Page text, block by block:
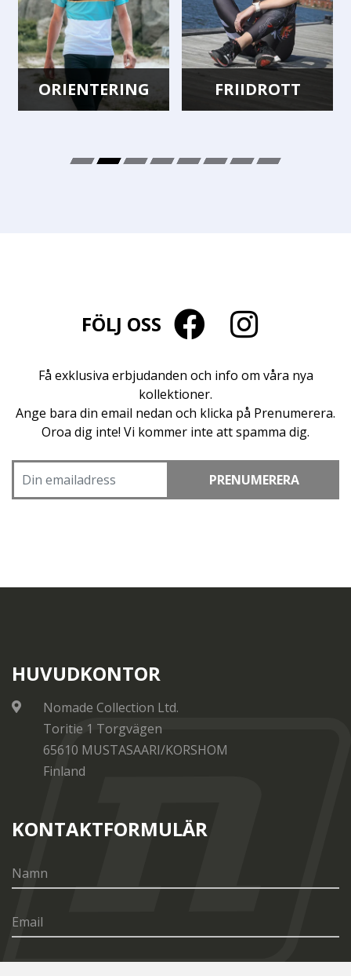
FRIIDROTT
FÖLJ OSS
Få exklusiva erbjudanden och info om våra nya
kollektioner.
Ange bara din email nedan och klicka på Prenumerera.
Oroa dig inte! Vi kommer inte att spamma dig.
PRENUMERERA
HUVUDKONTOR
Nomade Collection Ltd.
Toritie 1 Torgvägen
65610 MUSTASAARI/KORSHOM
Finland
KONTAKTFORMULÄR